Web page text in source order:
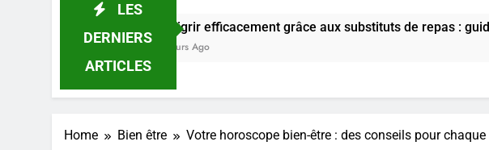
LES
DERNIERS
ARTICLES
Maigrir efficacement grâce aux substituts de repas : guide et conseils
Home Bien être Votre horoscope bien-être : des conseils pour